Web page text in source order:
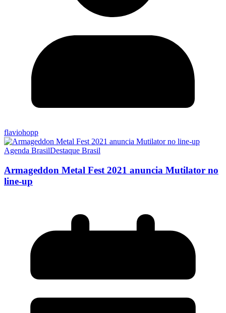
flaviohopp
Agenda BrasilDestaque Brasil
Armageddon Metal Fest 2021 anuncia Mutilator no
line-up